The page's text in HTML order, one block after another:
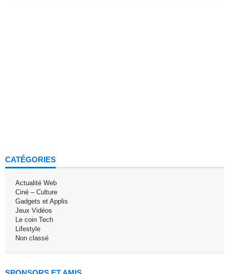
CATÉGORIES
Actualité Web
Ciné – Culture
Gadgets et Applis
Jeux Vidéos
Le coin Tech
Lifestyle
Non classé